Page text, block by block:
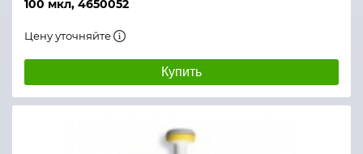
100 мкл, 4650052
Цену уточняйте
Купить